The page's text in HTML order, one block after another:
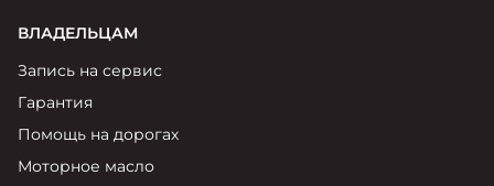
ВЛАДЕЛЬЦАМ
Запись на сервис
Гарантия
Помощь на дорогах
Моторное масло